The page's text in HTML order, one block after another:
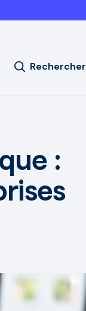
Rechercher
: